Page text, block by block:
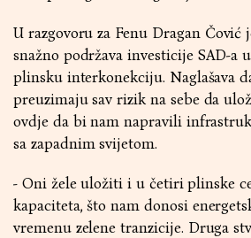
U razgovoru za Fenu Dragan Čović
snažno podržava investicije SAD-a
plinsku interkonekciju. Naglašava
preuzimaju sav rizik na sebe da
ovdje da bi nam napravili
sa zapadnim svijetom.
- Oni žele uložiti i u četiri plinske
kapaciteta, što nam donosi
vremenu zelene tranzicije. Druga